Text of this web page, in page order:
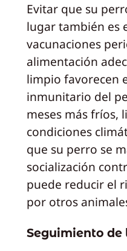
Evitar que su
lugar también es
vacunaciones
alimentación
limpio favorecen
inmunitario del
meses más fríos,
condiciones
que su perro se
socialización
puede reducir el
por otros
Seguimiento de